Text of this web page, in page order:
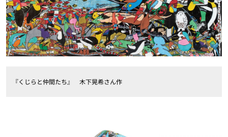
『くじらと仲間たち』 木下晃希さん作